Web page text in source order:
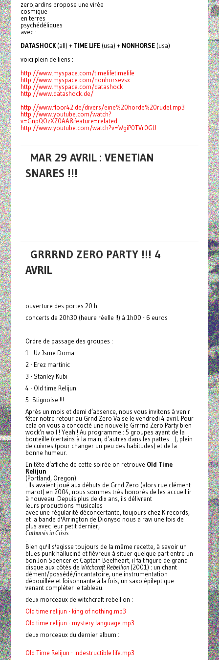
zerojardins propose une virée
cosmique
en terres
psychédéliques
avec :
DATASHOCK(all) + TIME LIFE (usa) +NONHORSE (usa)
voici plein de liens :
http://www.myspace.com/timelifetimelife
http://www.myspace.com/nonhorsevsx
http://www.myspace.com/datashock
http://www.datashock.de/
http://www.floor42.de/divers/eine%20horde%20rudel.mp3
http://www.youtube.com/watch?
v=GnpQOzXZ0AA&feature=related
http://www.youtube.com/watch?v=WgiP0TVr0GU
MAR 29 AVRIL : VENETIAN
SNARES !!!
GRRRND ZERO PARTY !!! 4
AVRIL
ouverture des portes 20 h
concerts de 20h30 (heure réelle !!) à 1h00 - 6 euros
Ordre de passage des groupes :
1 - Uz Jsme Doma
2 - Erez martinic
3 - Stanley Kubi
4 - Old time Relijun
5- Stignoise !!!
Après un mois et demi d’absence, nous vous invitons à venir
fêter notre retour au Grnd Zero Vaise le vendredi 4 avril. Pour
cela on vous a concocté une nouvelle Grrrnd Zero Party bien
wock’n woll ! Yeah ! Au programme : 5 groupes ayant de la
bouteille (certains à la main, d’autres dans les pattes…), plein
de cuivres (pour changer un peu des habitudes) et de la
bonne humeur.
En tête d’affiche de cette soirée on retrouve Old Time
Relijun
(Portland, Oregon)
. Ils avaient joué aux débuts de Grnd Zero (alors rue clément
marot) en 2004, nous sommes très honorés de les accueillir
à nouveau. Depuis plus de dix ans, ils délivrent
leurs productions musicales
avec une régularité déconcertante, toujours chez K records,
et la bande d'Arrington de Dionyso nous a ravi une fois de
plus avec leur petit dernier,
Catharsis in Crisis
Bien qu'il s'agisse toujours de la même recette, à savoir un
blues punk halluciné et fiévreux à situer quelque part entre un
bon Jon Spencer et Captain Beefheart, il fait figure de grand
disque aux côtés de Witchcraft Rebellion(2001) : un chant
dément/possédé/incantatoire, une instrumentation
dépouillée et foisonnante à la fois, un saxo épileptique
venant compléter le tableau.
deux morceaux de witchcraft rebellion :
Old time relijun - king of nothing.mp3
Old time relijun - mystery language.mp3
deux morceaux du dernier album :
Old Time Relijun - indestructible life.mp3